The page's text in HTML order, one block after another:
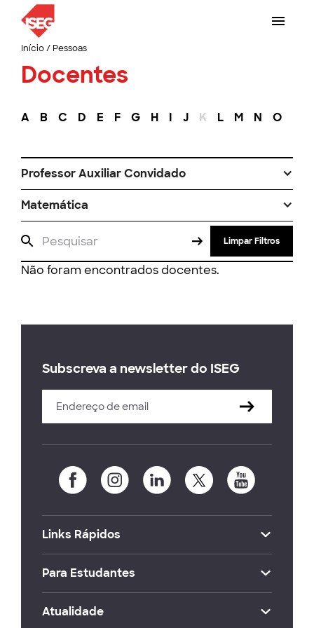
Início/ Pessoas
Docentes
A B C D E F G H I J K L M N O
Professor Auxiliar Convidado
Matemática
Limpar Filtros
Não foram encontrados docentes.
Subscreva a newsletter do ISEG
Links Rápidos
Para Estudantes
Atualidade